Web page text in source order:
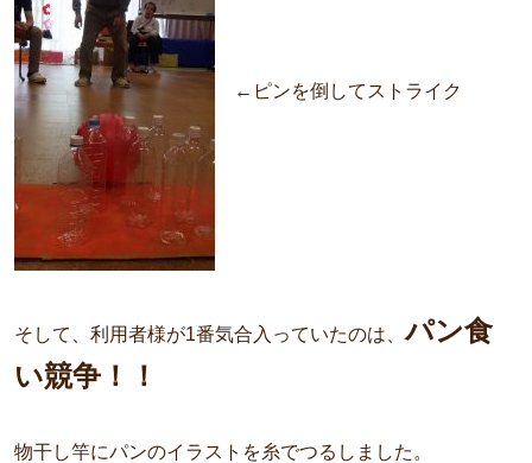
←ピンを倒してストライク
そして、利用者様が1番気合入っていたのは、パン食
い競争！！
物干し竿にパンのイラストを糸でつるしました。